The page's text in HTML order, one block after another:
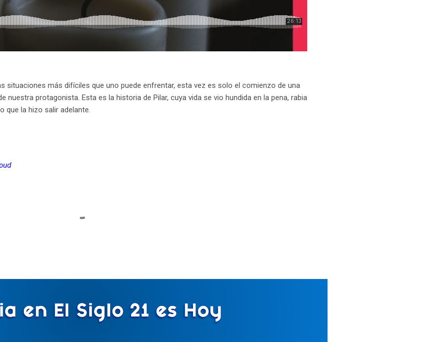
situaciones más difíciles que uno puede enfrentar, esta vez es solo el comienzo de una
nuestra protagonista. Esta es la historia de Pilar, cuya vida se vio hundida en la pena, rabia
que la hizo salir adelante.